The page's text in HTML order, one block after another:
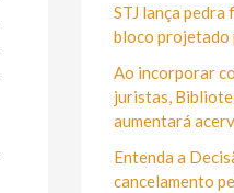
r
p
o
r
STJ lança
bloco projetado
Ao incorporar
juristas,
aumentará
Entenda a
cancelamento